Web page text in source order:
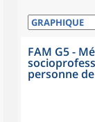
FAM G5 -
personne